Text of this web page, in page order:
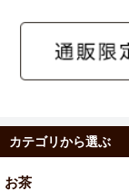
カテゴリから選ぶ
お茶